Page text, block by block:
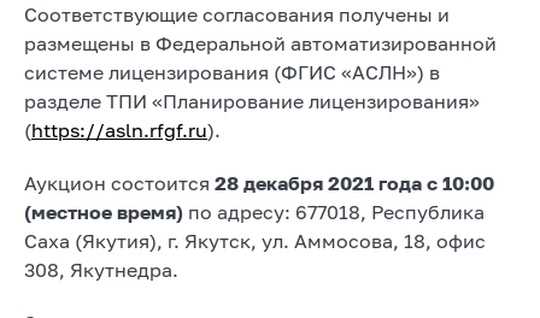
Соответствующие согласования получены и
размещены в Федеральной автоматизированной
системе лицензирования (ФГИС «АСЛН») в
разделе ТПИ «Планирование лицензирования»
(https://asln.rfgf.ru).
Аукцион состоится 28 декабря 2021 года с 10:00
(местное время) по адресу: 677018, Республика
Саха (Якутия), г. Якутск, ул. Аммосова, 18, офис
308, Якутнедра.